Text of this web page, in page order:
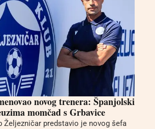
novog trenera: Španjolski
momčad s Grbavice
Željezničar predstavio je novog šefa